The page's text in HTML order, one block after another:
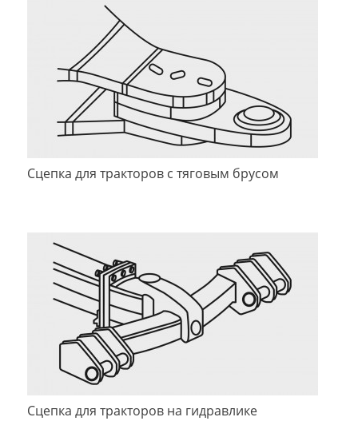
Сцепка для тракторов с тяговым брусом
Сцепка для тракторов на гидравлике